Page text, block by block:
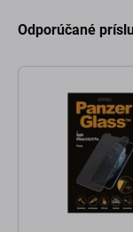
Odporúčané